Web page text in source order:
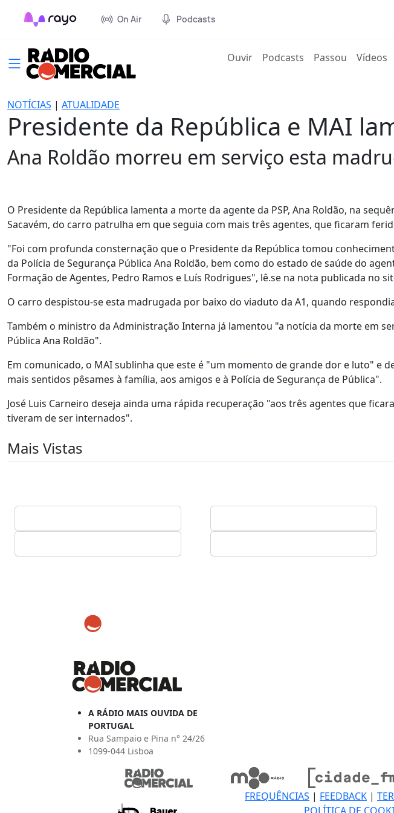
On Air Podcasts
Ouvir(current)
Podcasts Passou Vídeos
NOTÍCIAS | ATUALIDADE
Presidente da República e MAI
Ana Roldão morreu em serviço esta
O Presidente da República lamenta a morte da agente da PSP, Ana Roldão, na
Sacavém, do carro patrulha em que seguia com mais três agentes, que ficaram
"Foi com profunda consternação que o Presidente da República tomou
da Polícia de Segurança Pública Ana Roldão, bem como do estado de saúde do
Formação de Agentes, Pedro Ramos e Luís Rodrigues", lê.se na nota publicada no
O carro despistou-se esta madrugada por baixo do viaduto da A1, quando
Também o ministro da Administração Interna já lamentou "a notícia da morte em
Pública Ana Roldão".
Em comunicado, o MAI sublinha que este é "um momento de grande dor e luto" e
mais sentidos pêsames à família, aos amigos e à Polícia de Segurança de Pública".
José Luis Carneiro deseja ainda uma rápida recuperação "aos três agentes que
tiveram de ser internados".
Mais Vistas
A RÁDIO MAIS OUVIDA DE
PORTUGAL
Rua Sampaio e Pina n° 24/26
1099-044 Lisboa
FREQUÊNCIAS | FEEDBACK |